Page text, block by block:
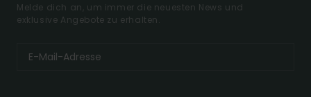
Melde dich an, um immer die neuesten News und
exklusive Angebote zu erhalten.